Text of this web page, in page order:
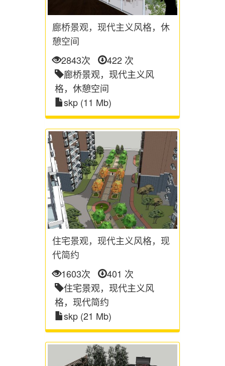
廊桥景观，现代主义风格，休
憩空间
2843次
422 次
廊桥景观，现代主义风
格，休憩空间
skp (11 Mb)
住宅景观，现代主义风格，现
代简约
1603次
401 次
住宅景观，现代主义风
格，现代简约
skp (21 Mb)